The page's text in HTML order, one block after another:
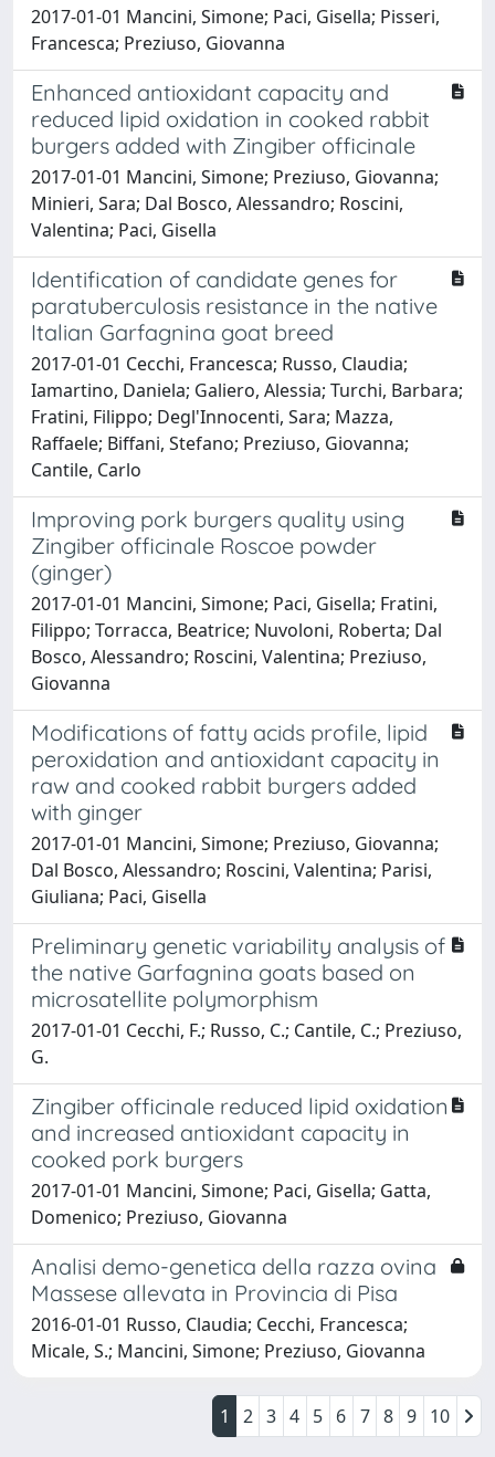
2017-01-01 Mancini, Simone; Paci, Gisella; Pisseri,
Francesca; Preziuso, Giovanna
Enhanced antioxidant capacity and
reduced lipid oxidation in cooked rabbit
burgers added with Zingiber officinale
2017-01-01 Mancini, Simone; Preziuso, Giovanna;
Minieri, Sara; Dal Bosco, Alessandro; Roscini,
Valentina; Paci, Gisella
Identification of candidate genes for
paratuberculosis resistance in the native
Italian Garfagnina goat breed
2017-01-01 Cecchi, Francesca; Russo, Claudia;
Iamartino, Daniela; Galiero, Alessia; Turchi, Barbara;
Fratini, Filippo; Degl'Innocenti, Sara; Mazza,
Raffaele; Biffani, Stefano; Preziuso, Giovanna;
Cantile, Carlo
Improving pork burgers quality using
Zingiber officinale Roscoe powder
(ginger)
2017-01-01 Mancini, Simone; Paci, Gisella; Fratini,
Filippo; Torracca, Beatrice; Nuvoloni, Roberta; Dal
Bosco, Alessandro; Roscini, Valentina; Preziuso,
Giovanna
Modifications of fatty acids profile, lipid
peroxidation and antioxidant capacity in
raw and cooked rabbit burgers added
with ginger
2017-01-01 Mancini, Simone; Preziuso, Giovanna;
Dal Bosco, Alessandro; Roscini, Valentina; Parisi,
Giuliana; Paci, Gisella
Preliminary genetic variability analysis of
the native Garfagnina goats based on
microsatellite polymorphism
2017-01-01 Cecchi, F.; Russo, C.; Cantile, C.; Preziuso,
G.
Zingiber officinale reduced lipid oxidation
and increased antioxidant capacity in
cooked pork burgers
2017-01-01 Mancini, Simone; Paci, Gisella; Gatta,
Domenico; Preziuso, Giovanna
Analisi demo-genetica della razza ovina
Massese allevata in Provincia di Pisa
2016-01-01 Russo, Claudia; Cecchi, Francesca;
Micale, S.; Mancini, Simone; Preziuso, Giovanna
1 2 3 4 5 6 7 8 9 10